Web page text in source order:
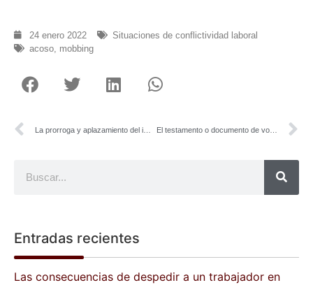
24 enero 2022
Situaciones de conflictividad laboral
acoso mobbing
La prorroga y aplazamiento del impuesto de sucesiones El testamento o documento de voluntades anticipadas en los supuestos de enfermedad grave
Entradas recientes
Las consecuencias de despedir a un trabajador en